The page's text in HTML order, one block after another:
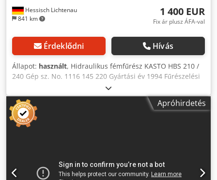
Hessisch Lichtenau
841 km
1 400 EUR
Fix ár plusz ÁFA-val
Érdeklődni Hívás
Állapot: használt, Hidraulikus fémfűrész KASTO HBS 210 /
240 Gép sz. No. 1116 145 220 Gyártási év 1994 Fűrészelési
tartomány 90°-os fordulaton 210 mm lapos 240 x 190 mm
Dsdpfxouqgbtj Ahiekr szögletes 210 x 210 mm 45°-ban
kerek 150 mm Fűrészlap hossza 400 mm Menetszám 62 /
125 menet percenként Anyagtartó magasság 500 mm
Motor teljesítmény 0,5 / 0,75 kW Hálózati csatlakozás 400
Apróhirdetés